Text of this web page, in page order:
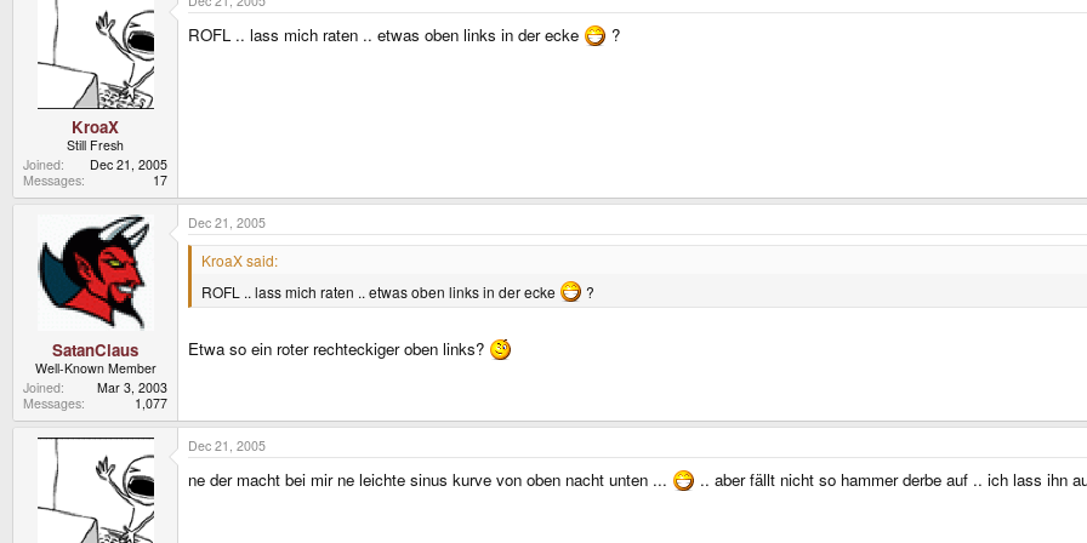
KroaX
Still Fresh
Joined
Dec 21, 2005
Messages
17
ROFL .. lass mich raten .. etwas oben links in der ecke ?
SatanClaus
Well-Known Member
Joined
Mar 3, 2003
Messages
1,077
Dec 21, 2005
KroaX said:
ROFL .. lass mich raten .. etwas oben links in der ecke
?
Etwa so ein roter rechteckiger oben links?
Dec 21, 2005
ne der macht bei mir ne leichte sinus kurve von oben nacht unten ... .. aber fällt nicht so hammer derbe auf .. ich lass ihn